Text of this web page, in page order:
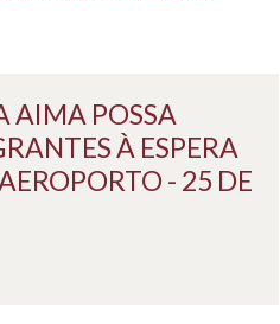
AIMA POSSA
À ESPERA
- 25 DE